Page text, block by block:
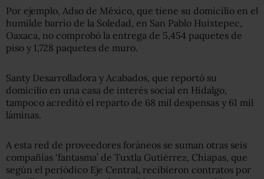
Por ejemplo, Adso de México, que tiene su domicilio en el
humilde barrio de la Soledad, en San Pablo Huixtepec,
Oaxaca, no comprobó la entrega de 5,454 paquetes de
piso y 1,728 paquetes de muro.
Santy Desarrolladora y Acabados, que reportó su
domicilio en una casa de interés social en Hidalgo,
tampoco acreditó el reparto de 68 mil despensas y 61 mil
láminas.
A esta red de proveedores foráneos se suman otras seis
compañías ‘fantasma’ de Tuxtla Gutiérrez, Chiapas, que
según el periódico Eje Central, recibieron contratos por